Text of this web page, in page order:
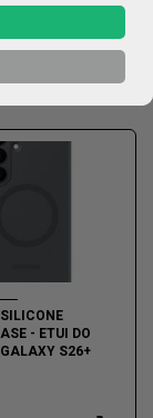
- ETUI DO
S26+